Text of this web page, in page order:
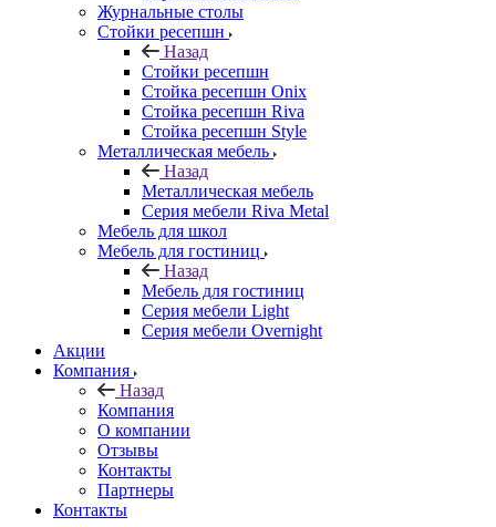
Журнальные столы
Стойки ресепшн
Назад
Стойки ресепшн
Стойка ресепшн Onix
Стойка ресепшн Riva
Стойка ресепшн Style
Металлическая мебель
Назад
Металлическая мебель
Серия мебели Riva Metal
Мебель для школ
Мебель для гостиниц
Назад
Мебель для гостиниц
Серия мебели Light
Серия мебели Overnight
Акции
Компания
Назад
Компания
О компании
Отзывы
Контакты
Партнеры
Контакты